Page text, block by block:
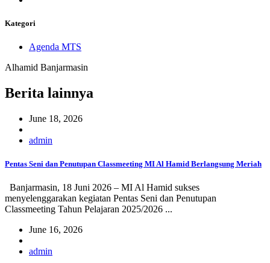
Kategori
Agenda MTS
Alhamid Banjarmasin
Berita lainnya
June 18, 2026
admin
Pentas Seni dan Penutupan Classmeeting MI Al Hamid Berlangsung Meriah
Banjarmasin, 18 Juni 2026 – MI Al Hamid sukses
menyelenggarakan kegiatan Pentas Seni dan Penutupan
Classmeeting Tahun Pelajaran 2025/2026 ...
June 16, 2026
admin